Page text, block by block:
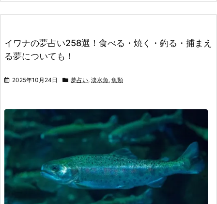
イワナの夢占い258選！食べる・焼く・釣る・捕まえ
る夢についても！
2025年10月24日 夢占い, 淡水魚, 魚類